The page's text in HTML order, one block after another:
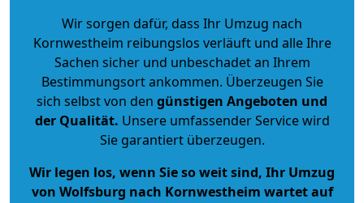
Wir sorgen dafür, dass Ihr Umzug nach
Kornwestheim reibungslos verläuft und alle Ihre
Sachen sicher und unbeschadet an Ihrem
Bestimmungsort ankommen. Überzeugen Sie
sich selbst von den günstigen Angeboten und
der Qualität. Unsere umfassender Service wird
Sie garantiert überzeugen.
Wir legen los, wenn Sie so weit sind, Ihr Umzug
von Wolfsburg nach Kornwestheim wartet auf